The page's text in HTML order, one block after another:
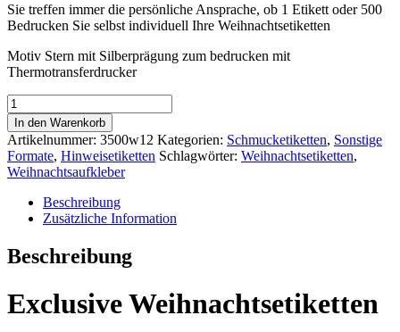
Sie treffen immer die persönliche Ansprache, ob 1 Etikett oder 500
Bedrucken Sie selbst individuell Ihre Weihnachtsetiketten
Motiv Stern mit Silberprägung zum bedrucken mit
Thermotransferdrucker
Weihnachtsetiketten
Stern/Silber
Menge
In den Warenkorb
Artikelnummer: 3500w12 Kategorien: Schmucketiketten, Sonstige
Formate, Hinweisetiketten Schlagwörter: Weihnachtsetiketten,
Weihnachtsaufkleber
Beschreibung
Zusätzliche Information
Beschreibung
Exclusive Weihnachtsetiketten